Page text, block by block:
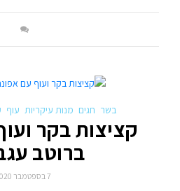
בשר חגים מנות עיקריות עוף
קציצות בקר
ברוטב
7 בספטמבר 2020